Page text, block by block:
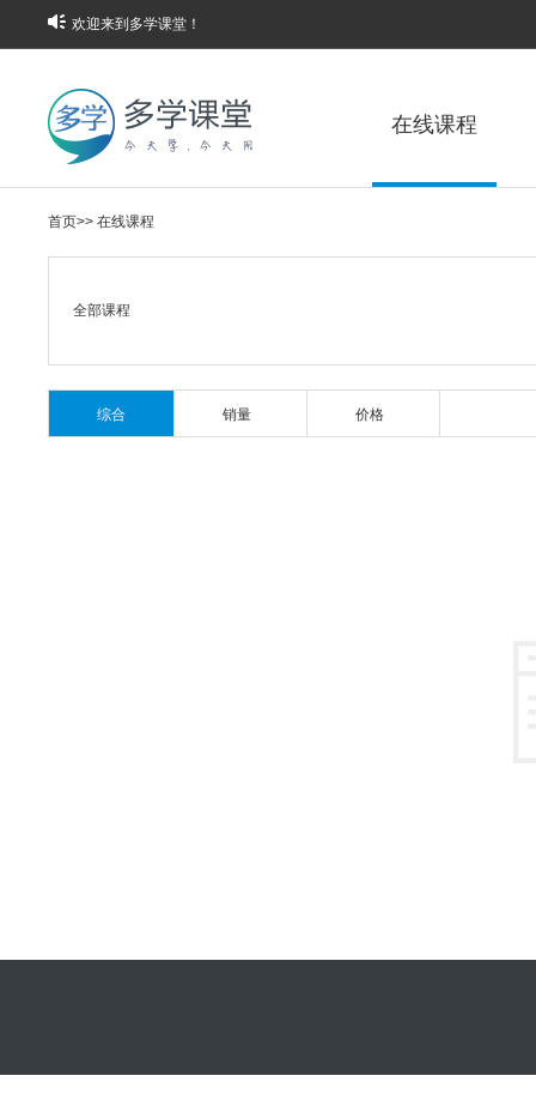
欢迎来到多学课堂！
在线课程
首页>> 在线课程
全部课程
综合 销量 价格